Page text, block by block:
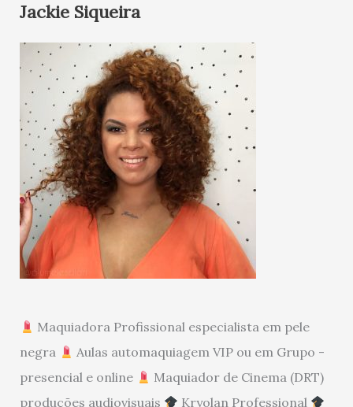
Jackie Siqueira
Maquiadora Profissional especialista em pele
negra
Aulas automaquiagem VIP ou em Grupo -
presencial e online
Maquiador de Cinema (DRT)
produções audiovisuais
Kryolan Professional